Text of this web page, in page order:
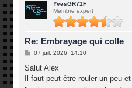
YvesGR71F
Membre expert
Re: Embrayage qui colle
M
s
a
07 juil. 2026, 14:10
Salut Alex
Il faut peut-être rouler un peu